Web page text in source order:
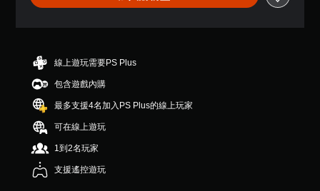
星
5
星
）
共
4
則
評
線上遊玩需要PS Plus
包含遊戲內購
最多支援4名加入PS Plus的線上玩家
可在線上遊玩
1到2名玩家
支援遙控遊玩